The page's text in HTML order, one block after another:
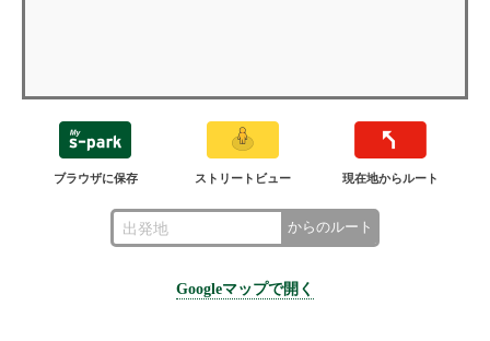
ブラウザに保存 ストリートビュー 現在地からルート
からのルート
Googleマップで開く